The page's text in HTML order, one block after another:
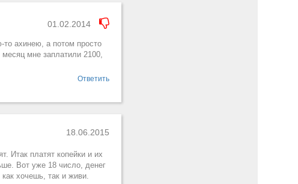
01.02.2014
то ахинею, а потом просто
мне заплатили 2100,
Ответить
18.06.2015
Итак платят копейки и их
Вот уже 18 число, денег
хочешь, так и живи.